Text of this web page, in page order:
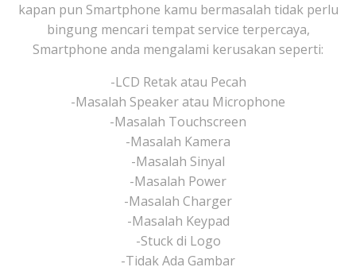
kapan pun Smartphone kamu bermasalah tidak perlu
bingung mencari tempat service terpercaya,
Smartphone anda mengalami kerusakan seperti:
-LCD Retak atau Pecah
-Masalah Speaker atau Microphone
-Masalah Touchscreen
-Masalah Kamera
-Masalah Sinyal
-Masalah Power
-Masalah Charger
-Masalah Keypad
-Stuck di Logo
-Tidak Ada Gambar